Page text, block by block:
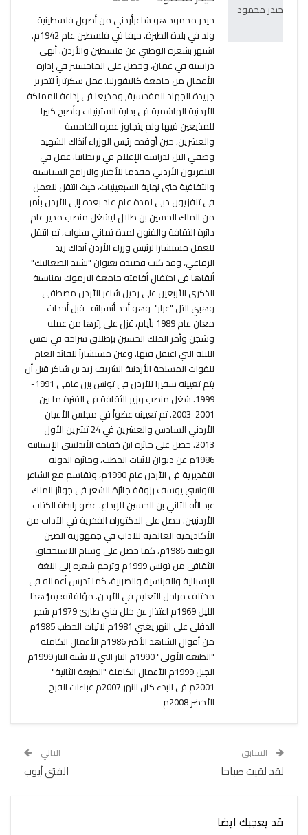
حيدر محمود هو شاعرأردني من أصول فلسطينية
ولد في بلدة الطيرة، حيفا في فلسطين عام 1942م.
اشتهر بشعره الوطني عن فلسطين والأردن. أنهى
دراسته في عمان، وحصل على الماجستير في إدارة
الأعمال من جامعة كاليفورنيا. عمل سكرتيراً لتحرير
جريدة الجهاد المقدسية, ومذيعا في إذاعة المملكة
الأردنية الهاشمية في بداية الستينيات وأصبح كبيرا
للمذيعين فيها ولم يتجاوز عمره الخامسة
والعشرين، حين أوفده رئيس الوزراء آنذاك الشهيد
وصفي التل لدراسة الإعلام في بريطانيا. عمل في
التلفزيون الأردني مقدما للأخبار والبرامج السياسية
والثقافية حتى نهاية السبعينيات، حيث انتقل للعمل
في تلفزيون دبي لمدة عام عاد بعده إلى الأردن بأمر
من الملك الحسين بن طلال ليشغل منصب مدير عام
دائرة الثقافة والفنون لمدة ثماني سنوات، ثم انتقل
للعمل مستشارا لرئيس وزراء الأردن آنذاك زيد
الرفاعي، وقد كتب قصيدة بعنوان "نشيد الصعاليك"
ألقاها في احتفال أقامته جامعة اليرموك بمناسبة
الذكرى الأربعين على رحيل شاعر الأردن مصطفى
وهبي التل "عرار"-وهو أحد أنسبائه- قبل أحداث
معان عام 1989 بأيام، عُزل على إثرها من عمله
وسُجن وأمر الملك الحسين بإطلاق سراحه في نفس
الليلة التي اعتقل فيها. وعين مستشاراً للقائد العام
للقوات المسلحة الأردنية الشريف زيد بن شاكر قبل أن
يتم تعيينه سفيرا للأردن في تونس بين عامي 1991-
1999. شغل منصب وزير الثقافة في الفترة ما بين
2001-2003. تم تعيينه عضواً في مجلس الأعيان
الأردني السادس والعشرين في 24 تشرين الأول
2013. حصل على جائزة ابن خفاجة الأندلسي الإسبانية
1986م عن ديوان لائيات الحطب، وجائزة الدولة
التقديرية في الأردن عام 1990م، وتقاسم مع الشاعر
التونسي يوسف رزوقة جائزة الشعر في جوائز الملك
عبد الله الثاني بن الحسين للإبداع. عضو رابطة الكتاب
الأردنيين. حصل على الدكتوراه الفخرية في الآداب من
الأكاديمية العالمية للآداب في جمهورية الصين
الوطنية 1986م، كما حصل على وسام الاستحقاق
الثقافي من تونس 1999م وترجم شعره إلى اللغة
الإسبانية والفرنسية والصربية، كما تدرس أعماله في
مختلف مراحل التعليم في الأردن. مؤلفاته: يمرُّ هذا
الليل 1969م اعتذار عن خلل فني طارئ 1979م شجر
الدفلى على النهر يغني 1981م لائيات الحطب 1985م
من أقوال الشاهد الأخير 1986م الأعمال الكاملة
"الطبعة الأولى" 1990م النار التي لا تشبه النار 1999م
الجبل 1999م الأعمال الكاملة "الطبعة الثانية"
2001م في البدء كان النهر 2007م عباءات الفرح
الأخضر 2008م
السابق
لقد لقيت صباحا
التالي
الفتى أيوب
قد يعجبك ايضا